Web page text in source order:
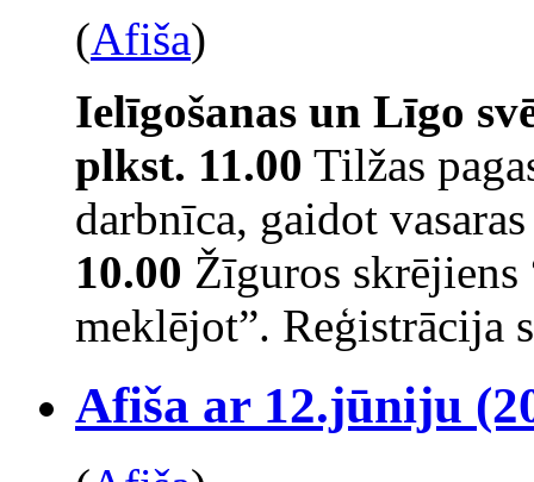
(Afiša)
Ielīgošanas un Līgo
plkst. 11.00 Tilžas
darbnīca, gaidot
10.00 Žīguros skrējiens
meklējot”. Reģistrācija
Afiša ar 12.jūniju